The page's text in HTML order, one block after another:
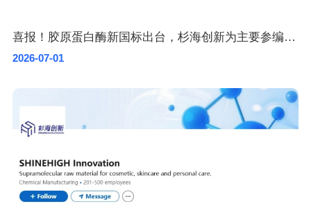
喜报！胶原蛋白酶新国标出台，杉海创新为主要参编单位
2026-07-01